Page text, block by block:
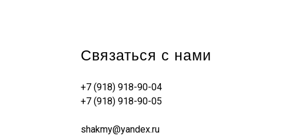
Связаться с нами
+7 (918) 918-90-04
+7 (918) 918-90-05
shakmy@yandex.ru